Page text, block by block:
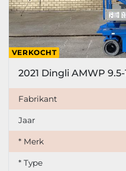
VERKOCHT
2021 Dingli AMWP
Fabrikant
Jaar
* Merk
* Type